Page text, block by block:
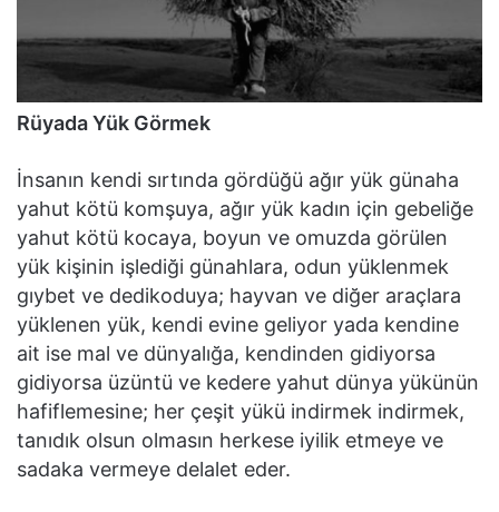
Rüyada Yük Görmek
İnsanın kendi sırtında gördüğü ağır yük günaha
yahut kötü komşuya, ağır yük kadın için gebeliğe
yahut kötü kocaya, boyun ve omuzda görülen
yük kişinin işlediği günahlara, odun yüklenmek
gıybet ve dedikoduya; hayvan ve diğer araçlara
yüklenen yük, kendi evine geliyor yada kendine
ait ise mal ve dünyalığa, kendinden gidiyorsa
gidiyorsa üzüntü ve kedere yahut dünya yükünün
hafiflemesine; her çeşit yükü indirmek indirmek,
tanıdık olsun olmasın herkese iyilik etmeye ve
sadaka vermeye delalet eder.